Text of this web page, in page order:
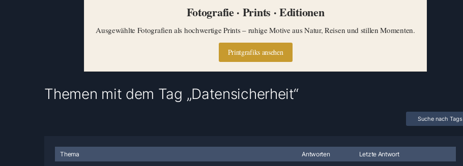
Fotografie · Prints · Editionen
Ausgewählte Fotografien als hochwertige Prints – ruhige Motive aus Natur, Reisen und stillen Momenten.
Printgrafiks ansehen
Themen mit dem Tag „Datensicherheit“
Suche nach Tags
Thema Antworten Letzte Antwort